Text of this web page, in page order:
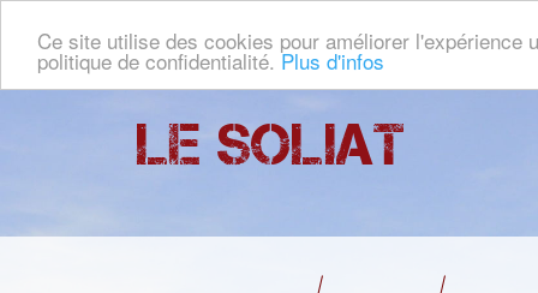
Ce site utilise des cookies pour améliorer
politique de confidentialité. Plus d'infos
Le Soliat